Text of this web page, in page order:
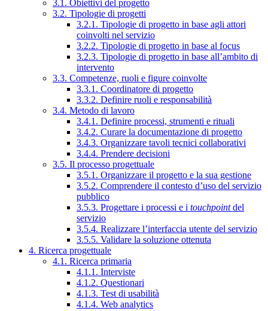
3.1. Obiettivi del progetto
3.2. Tipologie di progetti
3.2.1. Tipologie di progetto in base agli attori
coinvolti nel servizio
3.2.2. Tipologie di progetto in base al focus
3.2.3. Tipologie di progetto in base all’ambito di
intervento
3.3. Competenze, ruoli e figure coinvolte
3.3.1. Coordinatore di progetto
3.3.2. Definire ruoli e responsabilità
3.4. Metodo di lavoro
3.4.1. Definire processi, strumenti e rituali
3.4.2. Curare la documentazione di progetto
3.4.3. Organizzare tavoli tecnici collaborativi
3.4.4. Prendere decisioni
3.5. Il processo progettuale
3.5.1. Organizzare il progetto e la sua gestione
3.5.2. Comprendere il contesto d’uso del servizio
pubblico
3.5.3. Progettare i processi e i touchpointdel
servizio
3.5.4. Realizzare l’interfaccia utente del servizio
3.5.5. Validare la soluzione ottenuta
4. Ricerca progettuale
4.1. Ricerca primaria
4.1.1. Interviste
4.1.2. Questionari
4.1.3. Test di usabilità
4.1.4. Web analytics